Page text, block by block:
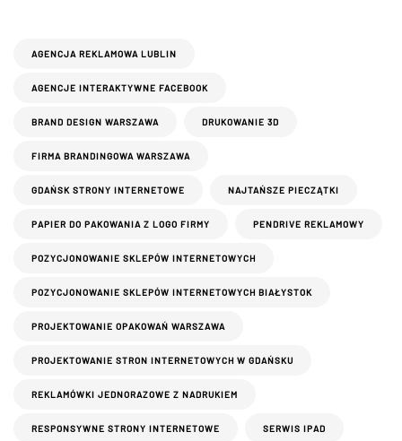
AGENCJA REKLAMOWA LUBLIN
AGENCJE INTERAKTYWNE FACEBOOK
BRAND DESIGN WARSZAWA DRUKOWANIE 3D
FIRMA BRANDINGOWA WARSZAWA
GDAŃSK STRONY INTERNETOWE NAJTAŃSZE PIECZĄTKI
PAPIER DO PAKOWANIA Z LOGO FIRMY PENDRIVE REKLAMOWY
POZYCJONOWANIE SKLEPÓW INTERNETOWYCH
POZYCJONOWANIE SKLEPÓW INTERNETOWYCH BIAŁYSTOK
PROJEKTOWANIE OPAKOWAŃ WARSZAWA
PROJEKTOWANIE STRON INTERNETOWYCH W GDAŃSKU
REKLAMÓWKI JEDNORAZOWE Z NADRUKIEM
RESPONSYWNE STRONY INTERNETOWE SERWIS IPAD